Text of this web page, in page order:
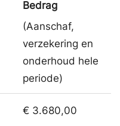
Bedrag
(Aanschaf,
verzekering en
onderhoud hele
periode)
€ 3.680,00